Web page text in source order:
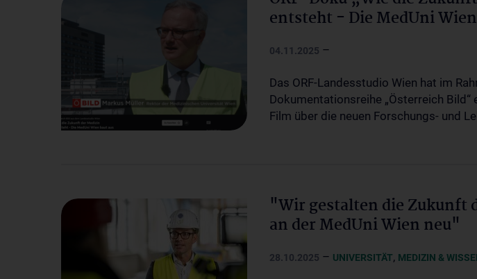
entsteht - Die MedUni
04.11.2025 –
Das ORF-Landesstudio Wien hat im
Dokumentationsreihe „Österreich Bild“
Film über die neuen Forschungs- und
"Wir gestalten die Zukunft
an der MedUni Wien neu"
28.10.2025 – UNIVERSITÄT, MEDIZIN &